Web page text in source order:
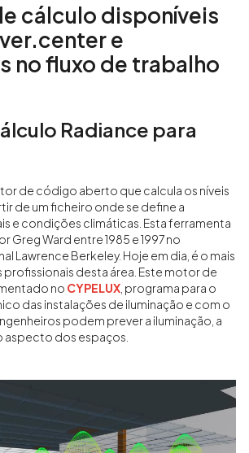
cálculo disponíveis
e
no fluxo de trabalho
Radiance para
de código aberto que calcula os níveis
de um ficheiro onde se define a
e condições climáticas. Esta ferramenta
Greg Ward entre 1985 e 1997 no
Lawrence Berkeley. Hoje em dia, é o mais
desta área. Este motor de
no CYPELUX , programa para o
das instalações de iluminação e com o
podem prever a iluminação, a
aspecto dos espaços.